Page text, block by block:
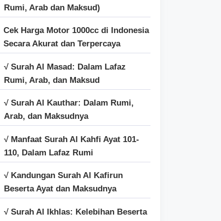
Rumi, Arab dan Maksud)
Cek Harga Motor 1000cc di Indonesia
Secara Akurat dan Terpercaya
√ Surah Al Masad: Dalam Lafaz
Rumi, Arab, dan Maksud
√ Surah Al Kauthar: Dalam Rumi,
Arab, dan Maksudnya
√ Manfaat Surah Al Kahfi Ayat 101-
110, Dalam Lafaz Rumi
√ Kandungan Surah Al Kafirun
Beserta Ayat dan Maksudnya
√ Surah Al Ikhlas: Kelebihan Beserta